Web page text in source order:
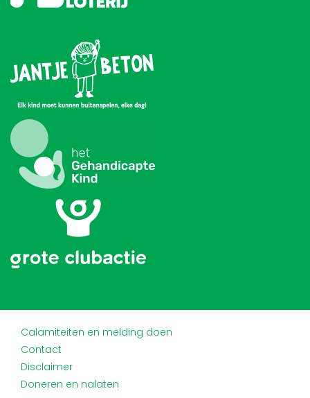
Calamiteiten en melding doen
Contact
Disclaimer
Doneren en nalaten